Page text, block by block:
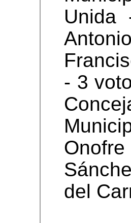
Unida
- 3
del